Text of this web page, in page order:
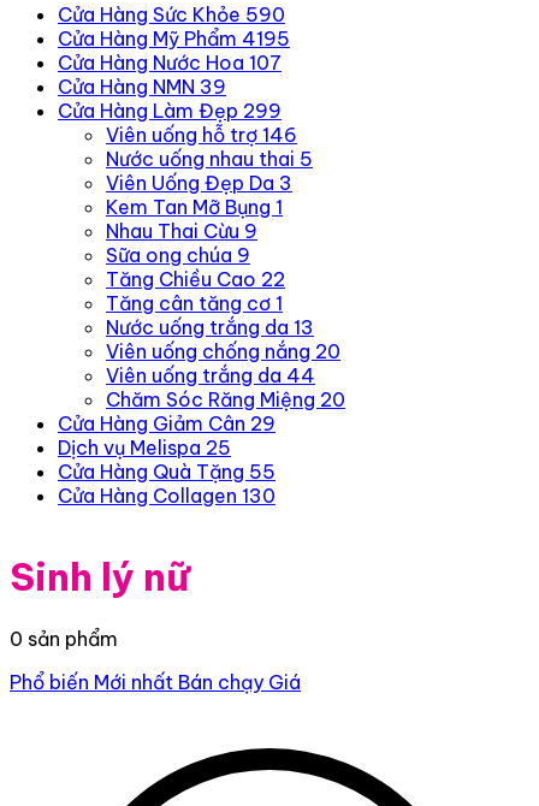
Cửa Hàng Sức Khỏe 590
Cửa Hàng Mỹ Phẩm 4195
Cửa Hàng Nước Hoa 107
Cửa Hàng NMN 39
Cửa Hàng Làm Đẹp 299
Viên uống hỗ trợ 146
Nước uống nhau thai 5
Viên Uống Đẹp Da 3
Kem Tan Mỡ Bụng 1
Nhau Thai Cừu 9
Sữa ong chúa 9
Tăng Chiều Cao 22
Tăng cân tăng cơ 1
Nước uống trắng da 13
Viên uống chống nắng 20
Viên uống trắng da 44
Chăm Sóc Răng Miệng 20
Cửa Hàng Giảm Cân 29
Dịch vụ Melispa 25
Cửa Hàng Quà Tặng 55
Cửa Hàng Collagen 130
Sinh lý nữ
0 sản phẩm
Phổ biến Mới nhất Bán chạy Giá